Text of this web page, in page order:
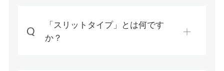
「スリットタイプ」とは何です
か？